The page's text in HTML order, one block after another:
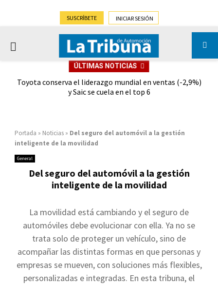
SUSCRÍBETE INICIAR SESIÓN
PRIMARY
ÚLTIMAS NOTICIAS
Toyota conserva el liderazgo mundial en ventas (-2,9%)
y Saic se cuela en el top 6
Portada » Noticias » Del seguro del automóvil a la gestión
inteligente de la movilidad
General
Del seguro del automóvil a la gestión
inteligente de la movilidad
La movilidad está cambiando y el seguro de
automóviles debe evolucionar con ella. Ya no se
trata solo de proteger un vehículo, sino de
acompañar las distintas formas en que personas y
empresas se mueven, con soluciones más flexibles,
personalizadas e integradas. En esta tribuna, el